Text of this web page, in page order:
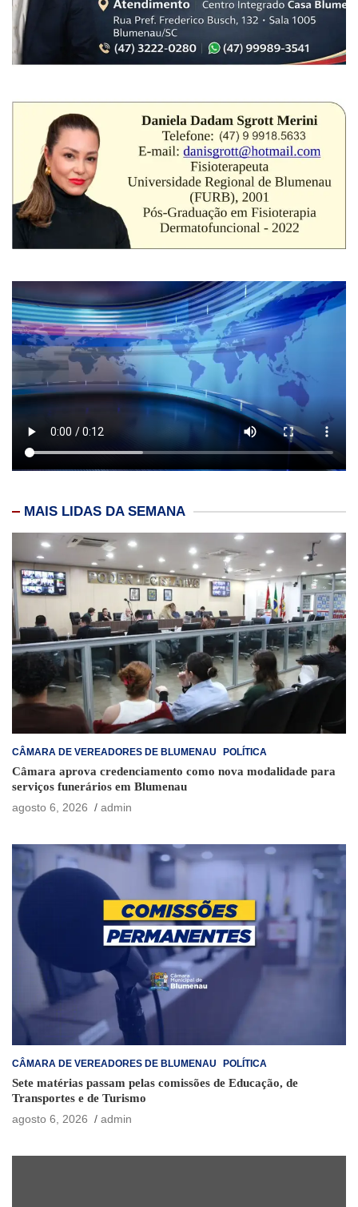
MAIS LIDAS DA SEMANA
CÂMARA DE VEREADORES DE BLUMENAU POLÍTICA
Câmara aprova credenciamento como nova modalidade para
serviços funerários em Blumenau
agosto 6, 2026
admin
CÂMARA DE VEREADORES DE BLUMENAU POLÍTICA
Sete matérias passam pelas comissões de Educação, de
Transportes e de Turismo
agosto 6, 2026
admin